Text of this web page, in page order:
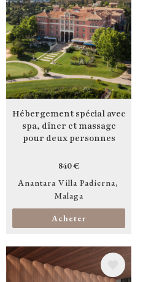
Hébergement spécial avec
spa, dîner et massage
pour deux personnes
840 €
Anantara Villa Padierna
Malaga
Acheter
Image